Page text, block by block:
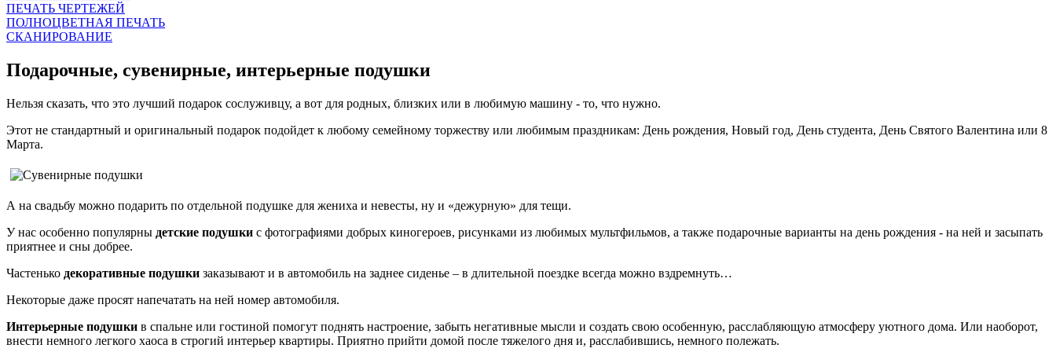
ПЕЧАТЬ ЧЕРТЕЖЕЙ
ПОЛНОЦВЕТНАЯ ПЕЧАТЬ
СКАНИРОВАНИЕ
Подарочные, сувенирные, интерьерные подушки
Нельзя сказать, что это лучший подарок сослуживцу, а вот для родных, близких или в любимую машину - то, что нужно.
Этот не стандартный и оригинальный подарок подойдет к любому семейному торжеству или любимым праздникам: День рождения, Новый год, День студента, День Святого Валентина или 8
Марта.
А на свадьбу можно подарить по отдельной подушке для жениха и невесты, ну и «дежурную» для тещи.
У нас особенно популярны детские подушки с фотографиями добрых киногероев, рисунками из любимых мультфильмов, а также подарочные варианты на день рождения - на ней и засыпать
приятнее и сны добрее.
Частенько декоративные подушки заказывают и в автомобиль на заднее сиденье – в длительной поездке всегда можно вздремнуть…
Некоторые даже просят напечатать на ней номер автомобиля.
Интерьерные подушки в спальне или гостиной помогут поднять настроение, забыть негативные мысли и создать свою особенную, расслабляющую атмосферу уютного дома. Или наоборот,
внести немного легкого хаоса в строгий интерьер квартиры. Приятно прийти домой после тяжелого дня и, расслабившись, немного полежать.